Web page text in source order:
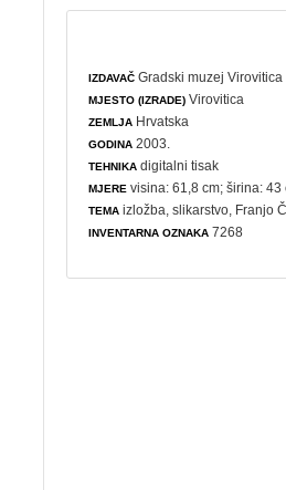
IZDAVAČ Gradski muzej Virovitica
MJESTO (IZRADE) Virovitica
ZEMLJA Hrvatska
GODINA 2003.
TEHNIKA digitalni tisak
MJERE visina: 61,8 cm; širina: 43
TEMA izložba ,slikarstvo , Franjo
INVENTARNA OZNAKA 7268